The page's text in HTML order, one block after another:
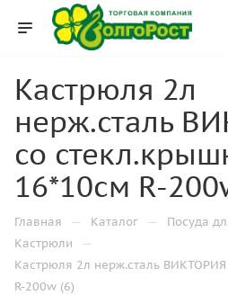
Кастрюля 2л
нерж.сталь
со
16*10см R-
Главная — Каталог — Посуда
Кастрюли —
Кастрюля 2л нерж.сталь
R-200w (6)